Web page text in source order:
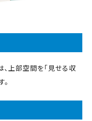
上部空間を「見せる収